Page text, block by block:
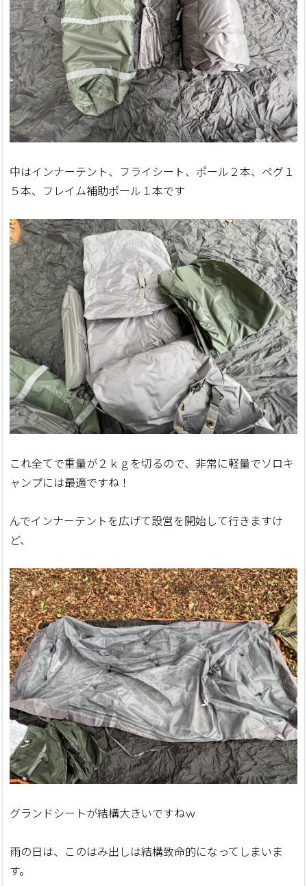
中はインナーテント、フライシート、ポール２本、ペグ１
５本、フレイム補助ポール１本です
これ全てで重量が２ｋｇを切るので、非常に軽量でソロキ
ャンプには最適ですね！
んでインナーテントを広げて設営を開始して行きますけ
ど、
グランドシートが結構大きいですねｗ
雨の日は、このはみ出しは結構致命的になってしまいま
す。